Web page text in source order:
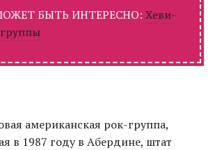
БЫТЬ ИНТЕРЕСНО: Хеви-
американская рок-группа,
в 1987 году в Абердине, штат